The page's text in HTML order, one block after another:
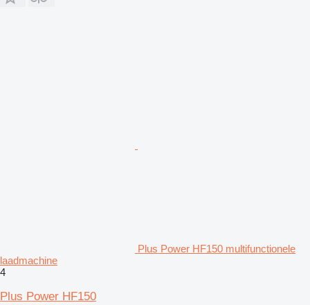
Plus Power HF150 multifunctionele
laadmachine
4
Plus Power HF150